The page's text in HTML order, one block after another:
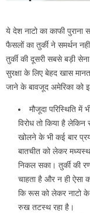
ये देश नाटो का काफी
फैसलों का तुर्की ने समर्थन
तुर्की की दूसरी सबसे बड़ी
सुरक्षा के लिए बेहद खास
जाने के बावजूद अमेरिका को
मौजूदा परिस्थिति
विरोध तो किया है
खोलने के भी कई बार
बातचीत को लेकर
निकल सका। तुर्की की
चाहता है और न ही ऐसा
कि रूस को लेकर नाटो
रुख तटस्‍थ रहा है।